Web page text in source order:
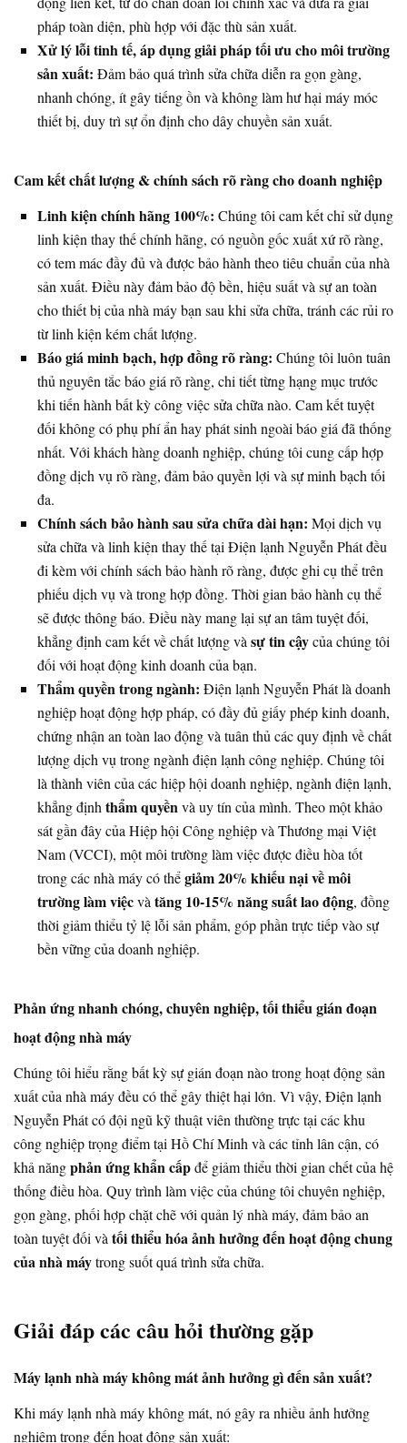
pháp toàn diện, phù hợp với đặc thù sản xuất.
Xử lý lỗi tinh tế, áp dụng giải pháp tối ưu cho môi trường
sản xuất: Đảm bảo quá trình sửa chữa diễn ra gọn gàng,
nhanh chóng, ít gây tiếng ồn và không làm hư hại máy móc
thiết bị, duy trì sự ổn định cho dây chuyền sản xuất.
Cam kết chất lượng & chính sách rõ ràng cho doanh nghiệp
Linh kiện chính hãng 100%: Chúng tôi cam kết chỉ sử dụng
linh kiện thay thế chính hãng, có nguồn gốc xuất xứ rõ ràng,
có tem mác đầy đủ và được bảo hành theo tiêu chuẩn của nhà
sản xuất. Điều này đảm bảo độ bền, hiệu suất và sự an toàn
cho thiết bị của nhà máy bạn sau khi sửa chữa, tránh các rủi ro
từ linh kiện kém chất lượng.
Báo giá minh bạch, hợp đồng rõ ràng: Chúng tôi luôn tuân
thủ nguyên tắc báo giá rõ ràng, chi tiết từng hạng mục trước
khi tiến hành bất kỳ công việc sửa chữa nào. Cam kết tuyệt
đối không có phụ phí ẩn hay phát sinh ngoài báo giá đã thống
nhất. Với khách hàng doanh nghiệp, chúng tôi cung cấp hợp
đồng dịch vụ rõ ràng, đảm bảo quyền lợi và sự minh bạch tối
đa.
Chính sách bảo hành sau sửa chữa dài hạn: Mọi dịch vụ
sửa chữa và linh kiện thay thế tại Điện lạnh Nguyễn Phát đều
đi kèm với chính sách bảo hành rõ ràng, được ghi cụ thể trên
phiếu dịch vụ và trong hợp đồng. Thời gian bảo hành cụ thể
sẽ được thông báo. Điều này mang lại sự an tâm tuyệt đối,
khẳng định cam kết về chất lượng và sự tin cậycủa chúng tôi
đối với hoạt động kinh doanh của bạn.
Thẩm quyền trong ngành: Điện lạnh Nguyễn Phát là doanh
nghiệp hoạt động hợp pháp, có đầy đủ giấy phép kinh doanh,
chứng nhận an toàn lao động và tuân thủ các quy định về chất
lượng dịch vụ trong ngành điện lạnh công nghiệp. Chúng tôi
là thành viên của các hiệp hội doanh nghiệp, ngành điện lạnh,
khẳng định thẩm quyền và uy tín của mình. Theo một khảo
sát gần đây của Hiệp hội Công nghiệp và Thương mại Việt
Nam (VCCI), một môi trường làm việc được điều hòa tốt
trong các nhà máy có thểgiảm 20% khiếu nại về môi
trường làm việcvà tăng 10-15% năng suất lao động, đồng
thời giảm thiểu tỷ lệ lỗi sản phẩm, góp phần trực tiếp vào sự
bền vững của doanh nghiệp.
Phản ứng nhanh chóng, chuyên nghiệp, tối thiểu gián đoạn
hoạt động nhà máy
Chúng tôi hiểu rằng bất kỳ sự gián đoạn nào trong hoạt động sản
xuất của nhà máy đều có thể gây thiệt hại lớn. Vì vậy, Điện lạnh
Nguyễn Phát có đội ngũ kỹ thuật viên thường trực tại các khu
công nghiệp trọng điểm tại Hồ Chí Minh và các tỉnh lân cận, có
khả năngphản ứng khẩn cấpđể giảm thiểu thời gian chết của hệ
thống điều hòa. Quy trình làm việc của chúng tôi chuyên nghiệp,
gọn gàng, phối hợp chặt chẽ với quản lý nhà máy, đảm bảo an
toàn tuyệt đối và tối thiểu hóa ảnh hưởng đến hoạt động chung
của nhà máytrong suốt quá trình sửa chữa.
Giải đáp các câu hỏi thường gặp
Máy lạnh nhà máy không mát ảnh hưởng gì đến sản xuất?
Khi máy lạnh nhà máy không mát, nó gây ra nhiều ảnh hưởng
nghiêm trọng đến hoạt động sản xuất: